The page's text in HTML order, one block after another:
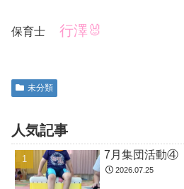
保育士 行澤🐰
未分類
人気記事
7月集団活動④
2026.07.25